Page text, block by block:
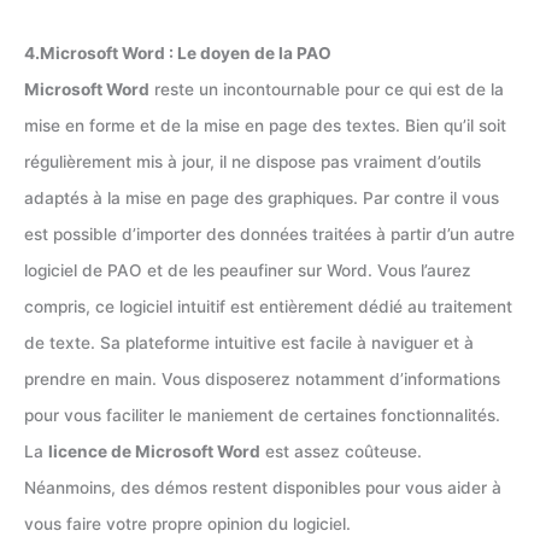
4.Microsoft Word : Le doyen de la PAO
Microsoft Word reste un incontournable pour ce qui est de la
mise en forme et de la mise en page des textes. Bien qu’il soit
régulièrement mis à jour, il ne dispose pas vraiment d’outils
adaptés à la mise en page des graphiques. Par contre il vous
est possible d’importer des données traitées à partir d’un autre
logiciel de PAO et de les peaufiner sur Word. Vous l’aurez
compris, ce logiciel intuitif est entièrement dédié au traitement
de texte. Sa plateforme intuitive est facile à naviguer et à
prendre en main. Vous disposerez notamment d’informations
pour vous faciliter le maniement de certaines fonctionnalités.
La licence de Microsoft Word est assez coûteuse.
Néanmoins, des démos restent disponibles pour vous aider à
vous faire votre propre opinion du logiciel.